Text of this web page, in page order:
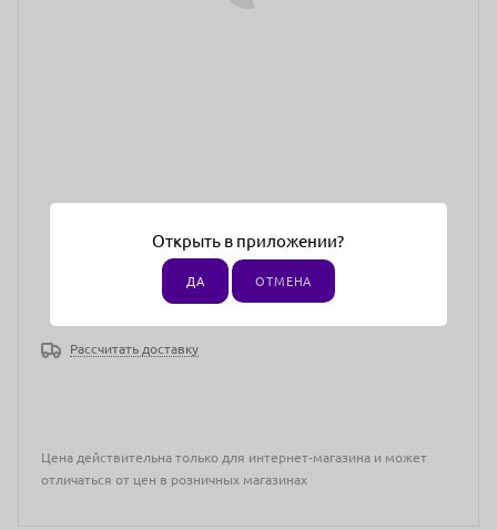
Рассчитать доставку
Цена действительна только для интернет-магазина и может
отличаться от цен в розничных магазинах
Открыть в приложении?
ДА ОТМЕНА